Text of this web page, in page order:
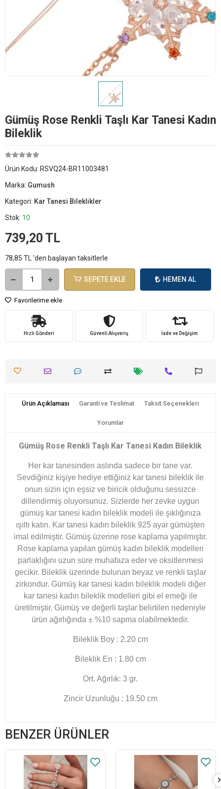
Gümüş Rose Renkli Taşlı Kar Tanesi Kadın
Bileklik
Ürün Kodu: RSVQ24-BR11003481
Marka: Gumush
Kategori: Kar Tanesi Bileklikler
Stok: 10
739,20 TL
78,85 TL 'den başlayan taksitlerle
SEPETE EKLE HEMEN AL
Favorilerime ekle
Hızlı Gönderi Güvenli Alışveriş İade ve Değişim
Ürün Açıklaması Garanti ve Teslimat Taksit Seçenekleri
Yorumlar
Gümüş Rose Renkli Taşlı Kar Tanesi Kadın Bileklik
Her kar tanesinden aslında sadece bir tane var.
Sevdiğiniz kişiye hediye ettiğiniz kar tanesi bileklik ile
onun sizin için eşsiz ve biricik olduğunu sessizce
dillendirmiş oluyorsunuz. Sizlerde her zevke uygun
gümüş kar tanesi kadın bileklik modeli ile şıklığınıza
ışıltı katın. Kar tanesi kadın bileklik 925 ayar gümüşten
imal edilmiştir. Gümüş üzerine rose kaplama yapılmıştır.
Rose kaplama yapılan gümüş kadın bileklik modelleri
parlaklığını uzun süre muhafaza eder ve oksitlenmesi
gecikir. Bileklik üzerinde bulunan beyaz ve renkli taşlar
zirkondur. Gümüş kar tanesi kadın bileklik modeli diğer
kar tanesi kadın bileklik modelleri gibi el emeği ile
üretilmiştir. Gümüş ve değerli taşlar belirtilen nedeniyle
ürün ağırlığında ± %10 sapma olabilmektedir.
Bileklik Boy : 2.20 cm
Bileklik En : 1.80 cm
Ort. Ağırlık: 3 gr.
Zincir Uzunluğu : 19.50 cm
BENZER ÜRÜNLER